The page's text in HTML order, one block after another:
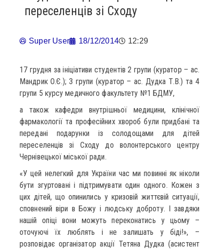
переселенців зі Сходу
Super User 18/12/2014 12:29
17 грудня за ініціативи студентів 2 групи (куратор – ас.
Мандрик О.Є.); 3 групи (куратор – ас. Дудка Т.В.) та 4
групи 5 курсу медичного факультету №1 БДМУ,
а також кафедри внутрішньої медицини, клінічної
фармакології та професійних хвороб були придбані та
передані подарунки із солодощами для дітей
переселенців зі Сходу до волонтерського центру
Чернівецької міської ради.
«У цей нелегкий для України час ми повинні як ніколи
бути згуртовані і підтримувати один одного. Кожен з
цих дітей, що опинились у кризовій життєвій ситуації,
сповнений віри в Божу і людську доброту. І завдяки
нашій опіці вони можуть переконатись у цьому –
оточуючі їх люблять і не залишать у біді!», –
розповідає організатор акції Тетяна Дудка (асистент